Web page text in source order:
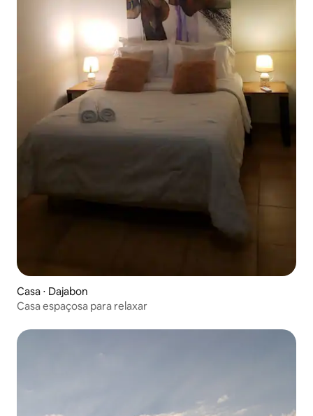
Casa ⋅ Dajabon
Casa espaçosa para relaxar